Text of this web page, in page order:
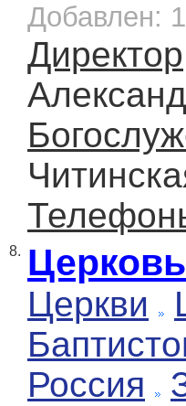
Добавлен:
Директор
8.
Церкви
Россия